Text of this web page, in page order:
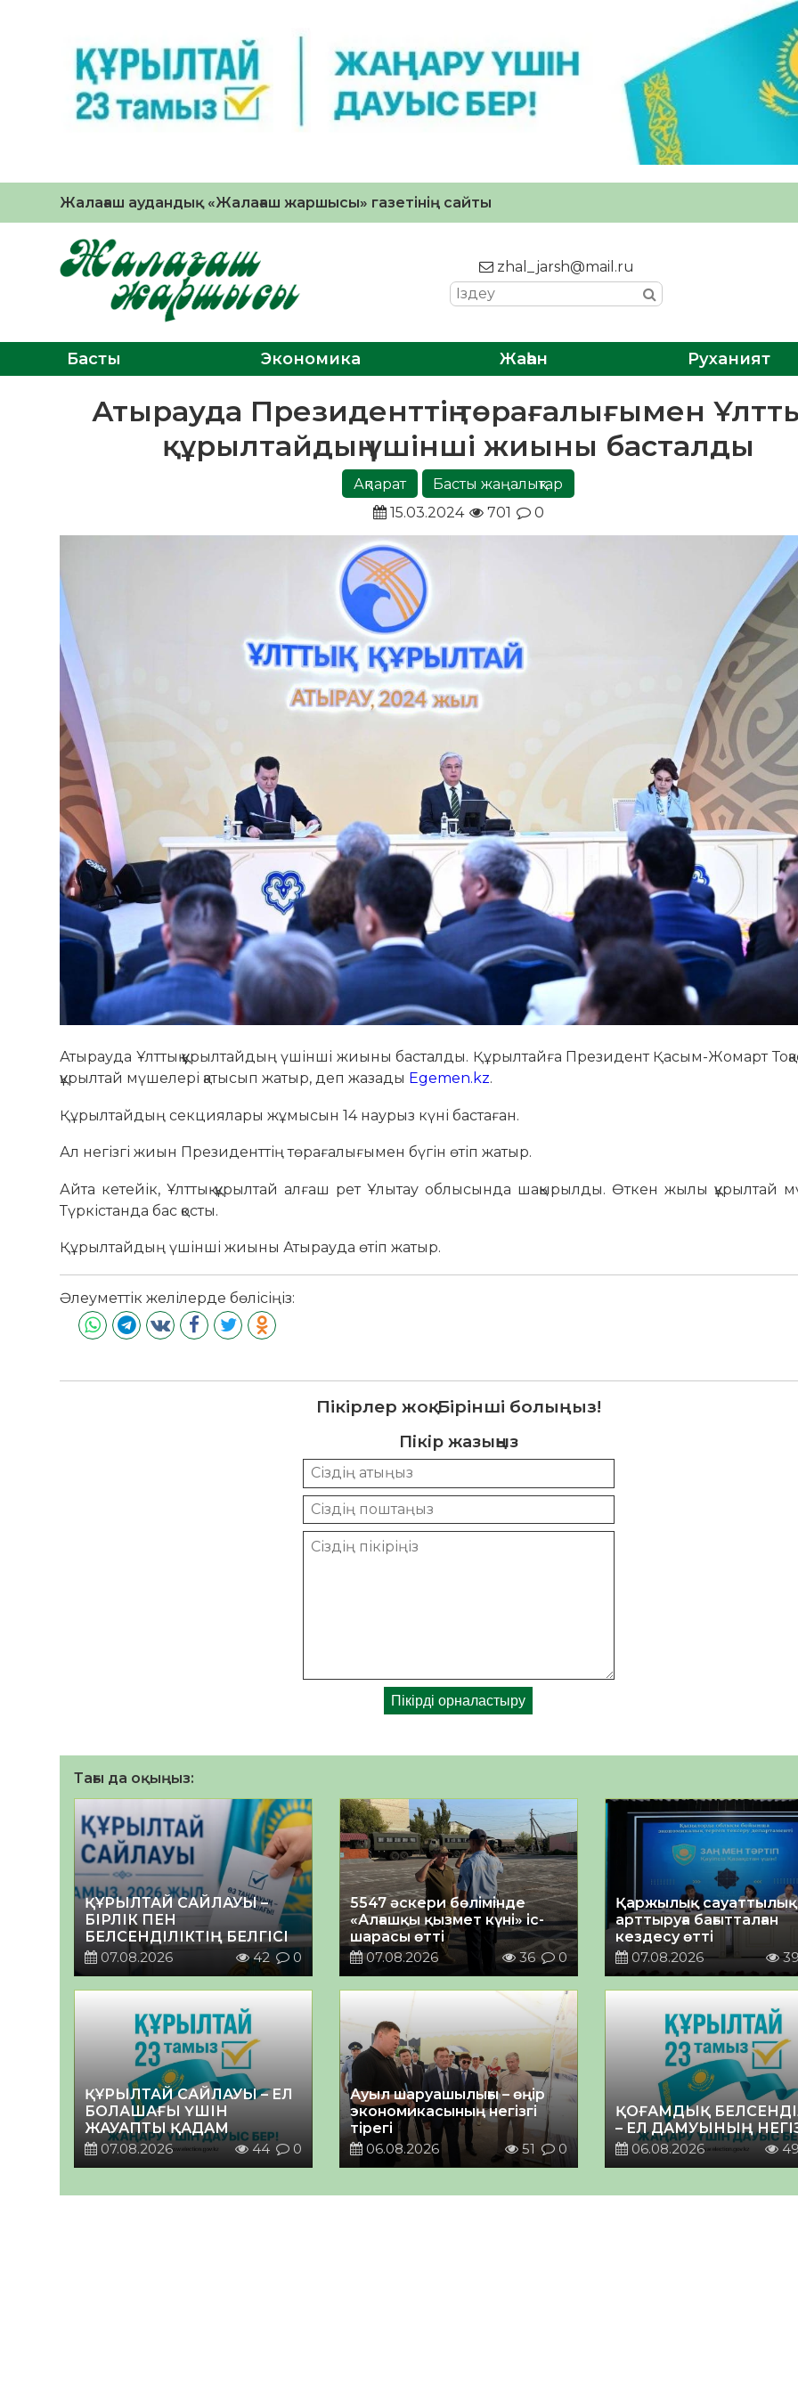
Жалағаш аудандық «Жалағаш жаршысы» газетінің сайты
zhal_jarsh@mail.ru
Басты Экономика Жаһан Руханият
Атырауда Президенттің төрағалығымен
құрылтайдың үшінші жиыны басталды
Ақпарат
Басты жаңалықтар
15.03.2024
701 0
Атырауда Ұлттық құрылтайдың үшінші жиыны басталды. Құрылтайға Президент Қасым-Жомарт
құрылтай мүшелері қатысып жатыр, деп жазады Egemen.kz.
Құрылтайдың секциялары жұмысын 14 наурыз күні бастаған.
Ал негізгі жиын Президенттің төрағалығымен бүгін өтіп жатыр.
Айта кетейік, Ұлттық құрылтай алғаш рет Ұлытау облысында шақырылды. Өткен жылы құрылтай
Түркістанда бас қосты.
Құрылтайдың үшінші жиыны Атырауда өтіп жатыр.
Әлеуметтік желілерде бөлісіңіз:
Пікірлер жоқ. Бірінші болыңыз!
Пікір жазыңыз
Тағы да оқыңыз:
ҚҰРЫЛТАЙ САЙЛАУЫ –
БІРЛІК ПЕН
БЕЛСЕНДІЛІКТІҢ БЕЛГІСІ
07.08.2026
42 0
5547 әскери бөлімінде
«Алғашқы қызмет күні» іс-
шарасы өтті
07.08.2026
36 0
Қаржылық
арттыруға бағытталған
кездесу өтті
07.08.2026
ҚҰРЫЛТАЙ САЙЛАУЫ – ЕЛ
БОЛАШАҒЫ ҮШІН
ЖАУАПТЫ ҚАДАМ
07.08.2026
44 0
Ауыл шаруашылығы – өңір
экономикасының негізгі
тірегі
06.08.2026
51 0
ҚОҒАМДЫҚ
– ЕЛ ДАМУЫНЫҢ
06.08.2026
49